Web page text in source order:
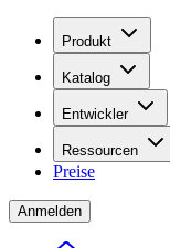
Produkt
Katalog
Entwickler
Ressourcen
Preise
Anmelden